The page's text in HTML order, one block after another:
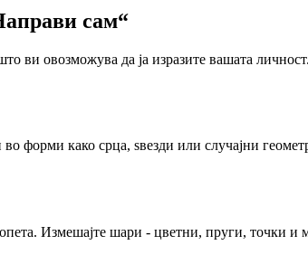
сам“
ви овозможува да ја изразите вашата
форми како срца, ѕвезди или случајни
Измешајте шари - цветни, пруги, точки